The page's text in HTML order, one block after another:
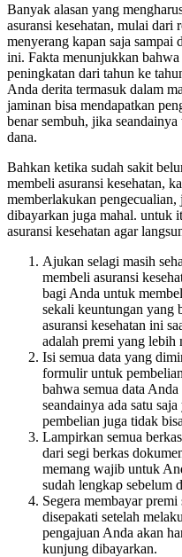
Banyak alasan yang
asuransi kesehatan, mulai dari
menyerang kapan saja sampai
ini. Fakta menunjukkan
peningkatan dari tahun ke
Anda derita termasuk dalam
jaminan bisa mendapatkan
benar sembuh, jika
dana.
Bahkan ketika sudah sakit
membeli asuransi kesehatan,
memberlakukan
dibayarkan juga mahal. untuk
asuransi kesehatan agar
Ajukan selagi masih
membeli asuransi
bagi Anda untuk
sekali keuntungan yang
asuransi kesehatan ini
adalah premi yang lebih
Isi semua data yang
formulir untuk
bahwa semua data
seandainya ada satu
pembelian juga tidak
Lampirkan semua
dari segi berkas
memang wajib untuk
sudah lengkap sebelum
Segera membayar
disepakati setelah
pengajuan Anda akan
kunjung dibayarkan.